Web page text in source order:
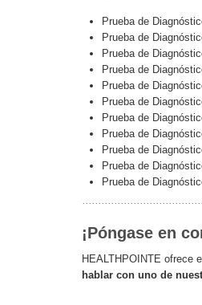
Prueba de
Prueba de
Prueba de
Prueba de
Prueba de
Prueba de
Prueba de
Prueba de
Prueba de
Prueba de
Prueba de
¡Póngase en
HEALTHPOINTE ofrece
hablar con uno de